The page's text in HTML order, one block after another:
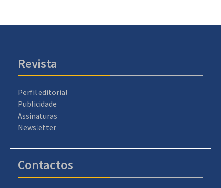
Revista
Perfil editorial
Publicidade
Assinaturas
Newsletter
Contactos